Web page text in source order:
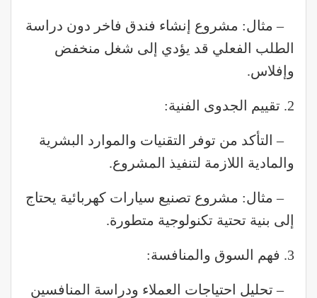
– مثال: مشروع إنشاء فندق فاخر دون دراسة
الطلب الفعلي قد يؤدي إلى شغل منخفض
وإفلاس.
2. تقييم الجدوى الفنية:
– التأكد من توفر التقنيات والموارد البشرية
والمادية اللازمة لتنفيذ المشروع.
– مثال: مشروع تصنيع سيارات كهربائية يحتاج
إلى بنية تحتية تكنولوجية متطورة.
3. فهم السوق والمنافسة:
– تحليل احتياجات العملاء ودراسة المنافسين